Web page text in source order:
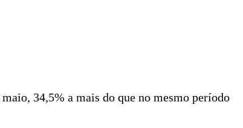
34,5% a mais do que no mesmo período